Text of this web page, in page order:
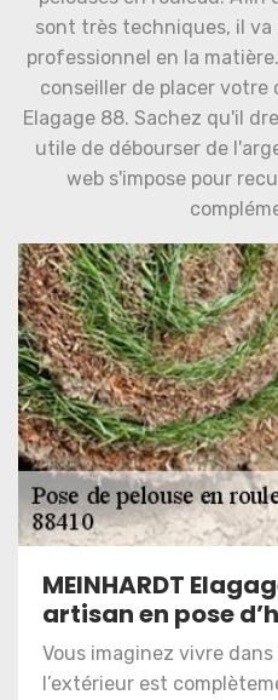
sont très techniques, il
professionnel en la
conseiller de placer votre
Elagage 88. Sachez qu'il
utile de débourser de
web s'impose pour
MEINHARDT
artisan en pose
Vous imaginez vivre
l’extérieur est